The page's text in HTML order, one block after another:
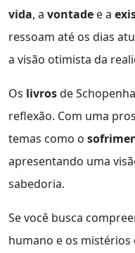
vida, a vontade e a
ressoam até os dias
a visão otimista da
Os livrosde
reflexão. Com uma
temas como o
apresentando uma
sabedoria.
Se você busca
humano e os mistérios